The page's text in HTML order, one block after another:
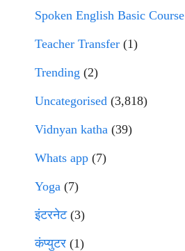
Spoken English Basic Course
Teacher Transfer (1)
Trending (2)
Uncategorised (3,818)
Vidnyan katha (39)
Whats app (7)
Yoga (7)
इंटरनेट(3)
कंप्युटर (1)